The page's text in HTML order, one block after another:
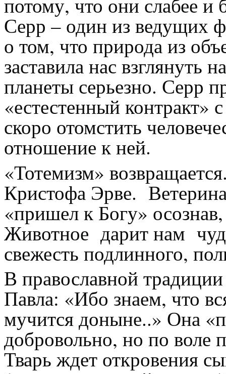
Серр – один из ведущих
о том, что природа из
заставила нас взглянуть
планеты серьезно. Серр
«естестенный контракт»
скоро отомстить
отношение к ней.
«Тотемизм»
Кристофа Эрве.
«пришел к Богу»
Животное дарит нам
свежесть подлинного,
В православной
Павла: «Ибо знаем, что
мучится доныне..» Она
добровольно, но по воле
Тварь ждет откровения